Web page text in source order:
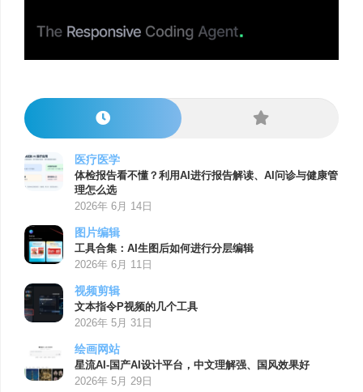
医疗医学
体检报告看不懂？利用AI进行报告解读、AI问诊与健康管
理怎么选
2026年 6月 14日
图片编辑
工具合集：AI生图后如何进行分层编辑
2026年 6月 11日
视频剪辑
文本指令P视频的几个工具
2026年 5月 31日
绘画网站
星流AI-国产AI设计平台，中文理解强、国风效果好
2026年 5月 29日